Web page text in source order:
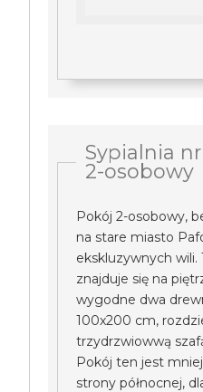
Sypialnia
2-osobowy
Pokój 2-osobowy,
na stare miasto
ekskluzywnych wili.
znajduje się na
wygodne dwa
100x200 cm,
trzydrzwiowwą
Pokój ten jest
strony północnej,